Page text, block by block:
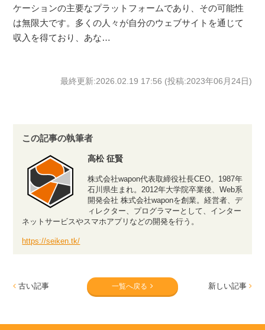
ケーションの主要なプラットフォームであり、その可能性
は無限大です。多くの人々が自分のウェブサイトを通じて
収入を得ており、あな…
最終更新:2026.02.19 17:56 (投稿:2023年06月24日)
この記事の執筆者
高松 征賢
株式会社wapon代表取締役社長CEO。1987年
石川県生まれ。2012年大学院卒業後、Web系
開発会社 株式会社waponを創業。経営者、デ
ィレクター、プログラマーとして、インター
ネットサービスやスマホアプリなどの開発を行う。
https://seiken.tk/
古い記事 一覧へ戻る 新しい記事